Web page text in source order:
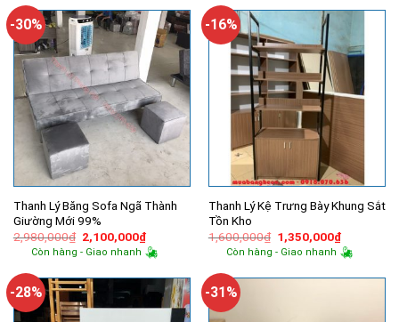
4,320,000₫.
-30%
Thanh Lý Băng Sofa Ngã Thành
Giường Mới 99%
2,980,000₫ Giá
gốc
là:
2,100,000₫Giá
hiện
tại
2,100,000₫.
Còn hàng - Giao nhanh
-16%
Thanh Lý Kệ Trưng Bày Khung Sắt
Tồn Kho
1,600,000₫ Giá
gốc
là:
1,350,000₫Giá
hiện
tại
Còn hàng - Giao nhanh
-28% -31%